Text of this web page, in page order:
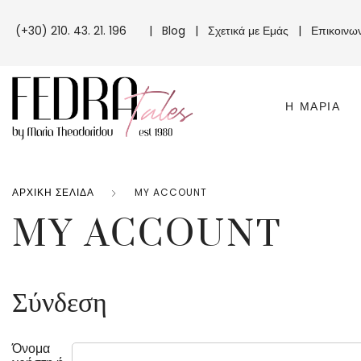
(+30) 210. 43. 21. 196 | Blog | Σχετικά με Εμάς |
Η ΜΑΡΊΑ
ΑΡΧΙΚΉ ΣΕΛΊΔΑ MY ACCOUNT
MY ACCOUNT
Σύνδεση
Όνομα